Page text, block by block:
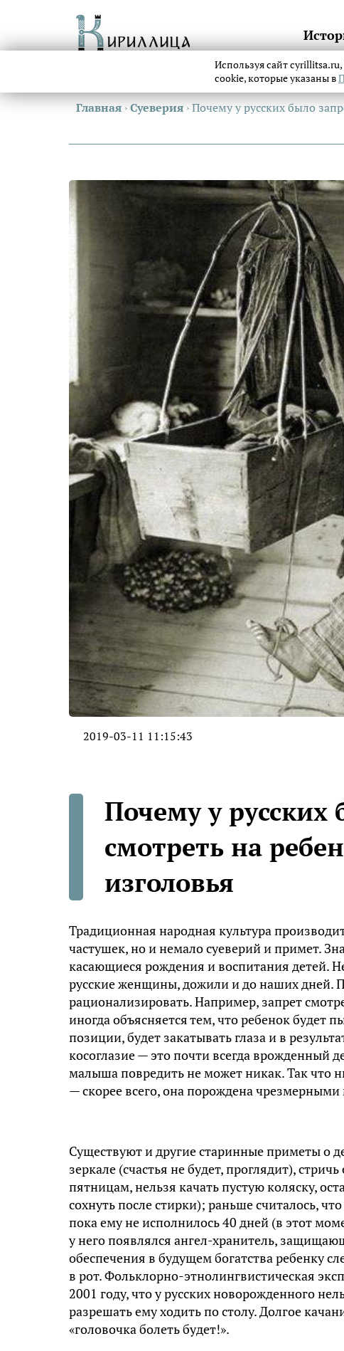
Главная ›Суеверия ›Почему у русских было
2019-03-11 11:15:43
Почему у
смотреть на
изголовья
Традиционная народная культура
частушек, но и немало суеверий и примет.
касающиеся рождения и воспитания детей.
русские женщины, дожили и до наших дней.
рационализировать. Например, запрет
иногда объясняется тем, что ребенок будет
позиции, будет закатывать глаза и в
косоглазие — это почти всегда врожденный
малыша повредить не может никак. Так что
— скорее всего, она порождена
Существуют и другие старинные приметы о
зеркале (счастья не будет, проглядит),
пятницам, нельзя качать пустую коляску,
сохнуть после стирки); раньше считалось,
пока ему не исполнилось 40 дней (в этот
у него появлялся ангел-хранитель,
обеспечения в будущем богатства ребенку
в рот. Фольклорно-этнолингвистическая
2001 году, что у русских новорожденного
разрешать ему ходить по столу. Долгое
«головочка болеть будет!».
Используя сайт
cookie, которые указаны в